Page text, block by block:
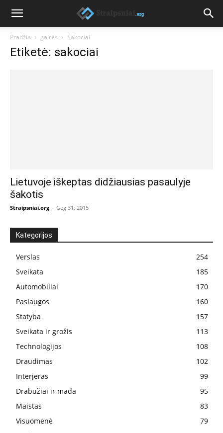
Pradžia gairės Sakociai
Etiketė: sakociai
Lietuvoje iškeptas didžiausias pasaulyje
šakotis
Straipsniai.org - Geg 31, 2015
Kategorijos
Verslas
254
Sveikata
185
Automobiliai
170
Paslaugos
160
Statyba
157
Sveikata ir grožis
113
Technologijos
108
Draudimas
102
Interjeras
99
Drabužiai ir mada
95
Maistas
83
Visuomenė
79